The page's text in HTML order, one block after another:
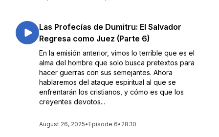
Las Profecías de Dumitru: El Salvador
Regresa como Juez (Parte 6)
En la emisión anterior, vimos lo terrible que es el
alma del hombre que solo busca pretextos para
hacer guerras con sus semejantes. Ahora
hablaremos del ataque espiritual al que se
enfrentarán los cristianos, y cómo es que los
creyentes devotos...
August 26, 2025• Episode 6• 28:10